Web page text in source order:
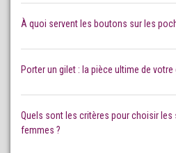
À quoi servent les boutons sur les
Porter un gilet : la pièce ultime de votre
Quels sont les critères pour choisir
femmes ?